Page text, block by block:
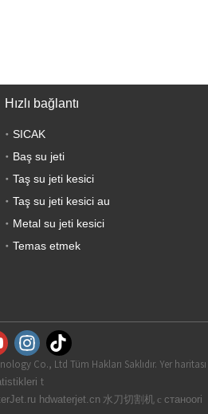
Hızlı bağlantı
SICAK
Baş su jeti
Taş su jeti kesici
Taş su jeti kesici au
Metal su jeti kesici
Temas etmek
Co., Ltd Tüm Hakları Saklıdır. Yer haritası
t
hdwaterjet.cn 水刀切割机 с станоori